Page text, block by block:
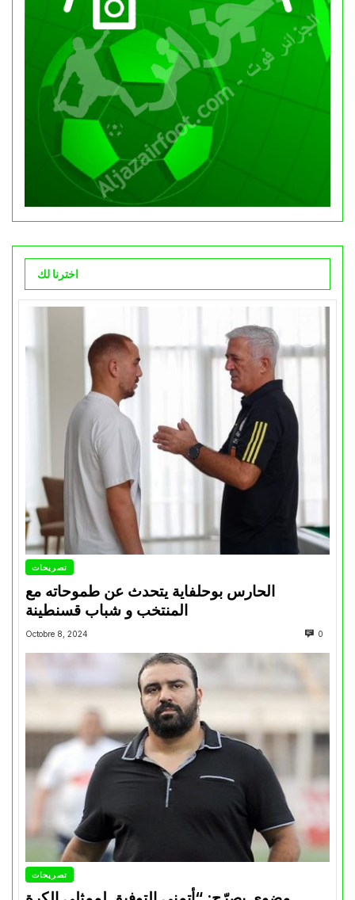
اخترنا لك
تصريحات
الحارس بوحلفاية يتحدث عن طموحاته مع
المنتخب و شباب قسنطينة
Octobre 8, 2024 0
تصريحات